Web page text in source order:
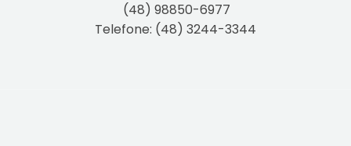
(48) 98850-6977
Telefone: (48) 3244-3344